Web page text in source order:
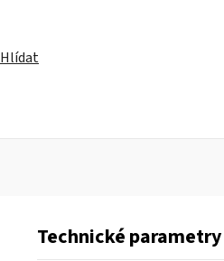
Hlídat
Technické parametry